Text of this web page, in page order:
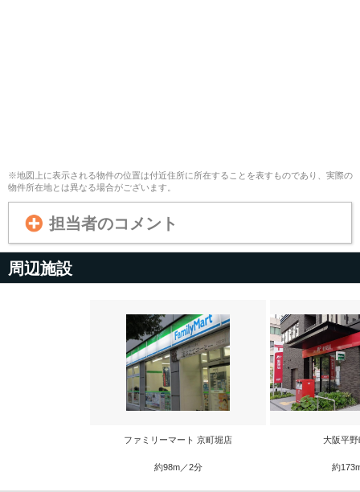
※地図上に表示される物件の位置は付近住所に所在することを表すものであり、実際の
物件所在地とは異なる場合がございます。
担当者のコメント
周辺施設
ファミリーマート 京町堀店
約98m／2分
大阪平
約